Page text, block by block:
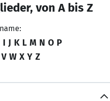
von A bis Z
I J K L M N O P
V W X Y Z